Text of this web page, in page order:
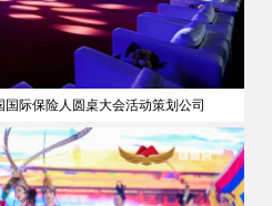
际保险人圆桌大会活动策划公司